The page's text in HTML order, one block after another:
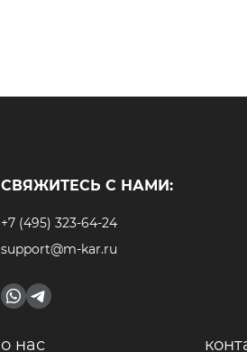
СВЯЖИТЕСЬ С НАМИ:
+7 (495) 323-64-24
support@m-kar.ru
о нас